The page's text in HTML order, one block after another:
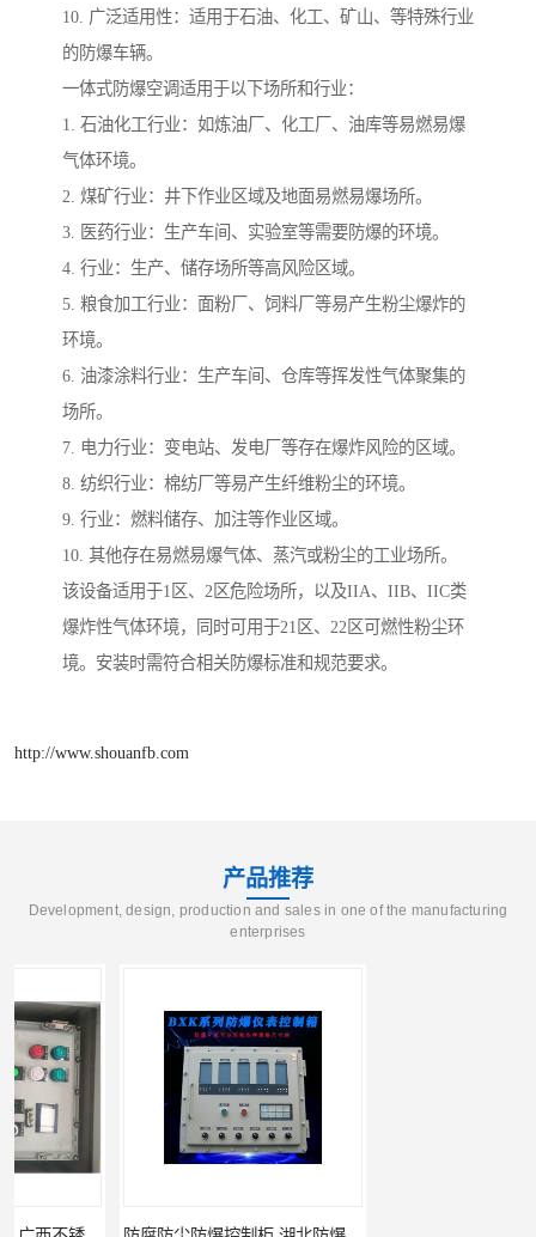
10. 广泛适用性：适用于石油、化工、矿山、等特殊行业
的防爆车辆。
一体式防爆空调适用于以下场所和行业：
1. 石油化工行业：如炼油厂、化工厂、油库等易燃易爆
气体环境。
2. 煤矿行业：井下作业区域及地面易燃易爆场所。
3. 医药行业：生产车间、实验室等需要防爆的环境。
4. 行业：生产、储存场所等高风险区域。
5. 粮食加工行业：面粉厂、饲料厂等易产生粉尘爆炸的
环境。
6. 油漆涂料行业：生产车间、仓库等挥发性气体聚集的
场所。
7. 电力行业：变电站、发电厂等存在爆炸风险的区域。
8. 纺织行业：棉纺厂等易产生纤维粉尘的环境。
9. 行业：燃料储存、加注等作业区域。
10. 其他存在易燃易爆气体、蒸汽或粉尘的工业场所。
该设备适用于1区、2区危险场所，以及IIA、IIB、IIC类
爆炸性气体环境，同时可用于21区、22区可燃性粉尘环
境。安装时需符合相关防爆标准和规范要求。
http://www.shouanfb.com
产品推荐
Development, design, production and sales in one of the manufacturing
enterprises